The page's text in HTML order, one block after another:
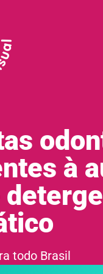
à
todo Brasil